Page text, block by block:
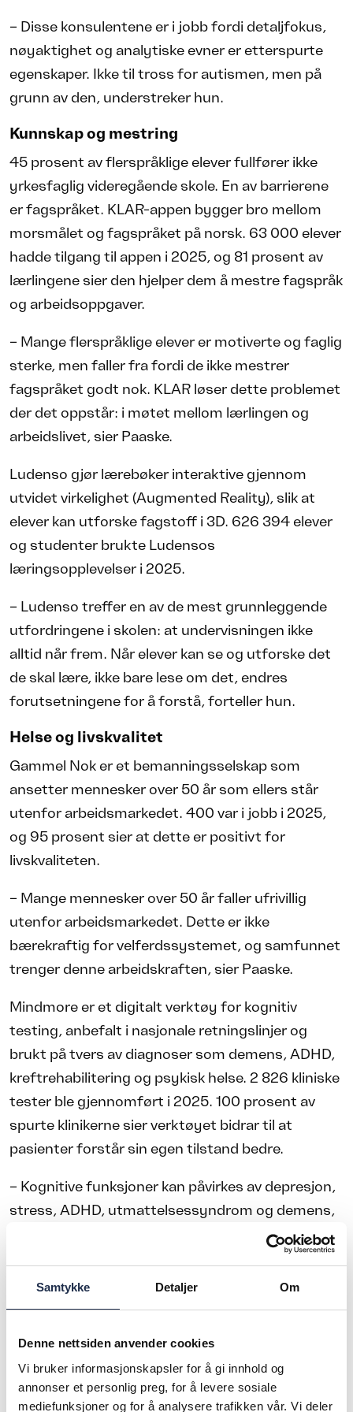
Samtykke Detaljer Om
Denne nettsiden anvender cookies
Vi bruker informasjonskapsler for å gi innhold og
annonser et personlig preg, for å levere sosiale
mediefunksjoner og for å analysere trafikken vår. Vi deler
– Disse konsulentene er i jobb fordi detaljfokus,
nøyaktighet og analytiske evner er etterspurte
egenskaper. Ikke til tross for autismen, men på
grunn av den, understreker hun.
Kunnskap og mestring
45 prosent av flerspråklige elever fullfører ikke
yrkesfaglig videregående skole. En av barrierene
er fagspråket. KLAR-appen bygger bro mellom
morsmålet og fagspråket på norsk. 63 000 elever
hadde tilgang til appen i 2025, og 81 prosent av
lærlingene sier den hjelper dem å mestre fagspråk
og arbeidsoppgaver.
– Mange flerspråklige elever er motiverte og faglig
sterke, men faller fra fordi de ikke mestrer
fagspråket godt nok. KLAR løser dette problemet
der det oppstår: i møtet mellom lærlingen og
arbeidslivet, sier Paaske.
Ludenso gjør lærebøker interaktive gjennom
utvidet virkelighet (Augmented Reality), slik at
elever kan utforske fagstoff i 3D. 626 394 elever
og studenter brukte Ludensos
læringsopplevelser i 2025.
– Ludenso treffer en av de mest grunnleggende
utfordringene i skolen: at undervisningen ikke
alltid når frem. Når elever kan se og utforske det
de skal lære, ikke bare lese om det, endres
forutsetningene for å forstå, forteller hun.
Helse og livskvalitet
Gammel Nok er et bemanningsselskap som
ansetter mennesker over 50 år som ellers står
utenfor arbeidsmarkedet. 400 var i jobb i 2025,
og 95 prosent sier at dette er positivt for
livskvaliteten.
– Mange mennesker over 50 år faller ufrivillig
utenfor arbeidsmarkedet. Dette er ikke
bærekraftig for velferdssystemet, og samfunnet
trenger denne arbeidskraften, sier Paaske.
Mindmore er et digitalt verktøy for kognitiv
testing, anbefalt i nasjonale retningslinjer og
brukt på tvers av diagnoser som demens, ADHD,
kreftrehabilitering og psykisk helse. 2 826 kliniske
tester ble gjennomført i 2025. 100 prosent av
spurte klinikerne sier verktøyet bidrar til at
pasienter forstår sin egen tilstand bedre.
– Kognitive funksjoner kan påvirkes av depresjon,
stress, ADHD, utmattelsessyndrom og demens,
og de endres over tid. Å bli kjent med sin egen
tilstand og eventuelle begrensninger kan bidra til
å redusere stress og uro for den som opplever
det, påpeker hun.
Retten til å bli forstått
Over 6 000 nordmenn kommuniserer uten verbalt
språk. KnowMe dokumenterer hvordan de